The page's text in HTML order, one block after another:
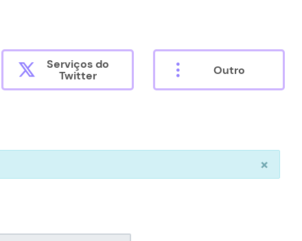
Serviços do
Twitter
Outro
×